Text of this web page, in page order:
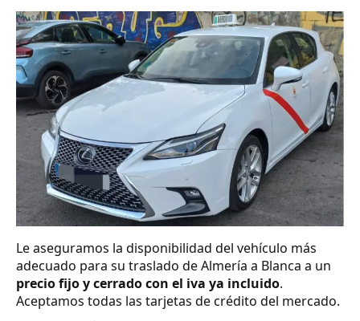
Le aseguramos la disponibilidad del vehículo más
adecuado para su traslado de Almería a Blanca a un
precio fijo y cerrado con el iva ya incluido.
Aceptamos todas las tarjetas de crédito del mercado.